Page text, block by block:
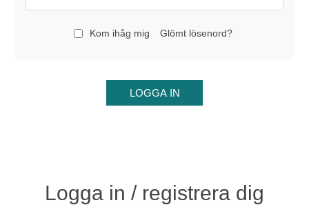
Kom ihåg mig Glömt lösenord?
Logga in / registrera dig